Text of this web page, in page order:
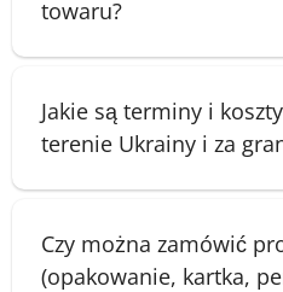
towaru?
Jakie są terminy i
terenie Ukrainy i za
Czy można zamówić
(opakowanie, kartka,